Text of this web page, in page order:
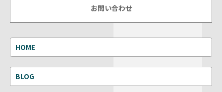
お問い合わせ
HOME
BLOG